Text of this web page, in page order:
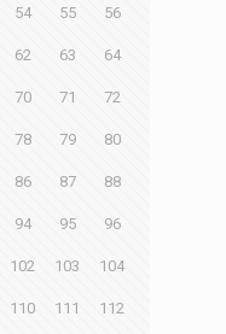
54 55 56
62 63 64
70 71 72
78 79 80
86 87 88
94 95 96
102 103 104
110 111 112